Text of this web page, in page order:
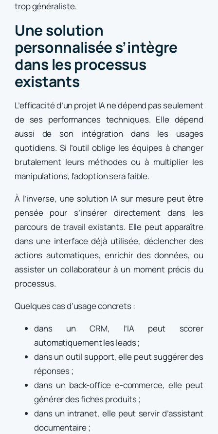
trop généraliste.
Une solution
personnalisée s’intègre
dans les processus
existants
L’efficacité d’un projet IA ne dépend pas seulement
de ses performances techniques. Elle dépend
aussi de son intégration dans les usages
quotidiens. Si l’outil oblige les équipes à changer
brutalement leurs méthodes ou à multiplier les
manipulations, l’adoption sera faible.
À l’inverse, une solution IA sur mesure peut être
pensée pour s’insérer directement dans les
parcours de travail existants. Elle peut apparaître
dans une interface déjà utilisée, déclencher des
actions automatiques, enrichir des données, ou
assister un collaborateur à un moment précis du
processus.
Quelques cas d’usage concrets :
dans un CRM, l’IA peut scorer
automatiquement les leads ;
dans un outil support, elle peut suggérer des
réponses ;
dans un back-office e-commerce, elle peut
générer des fiches produits ;
dans un intranet, elle peut servir d’assistant
documentaire ;